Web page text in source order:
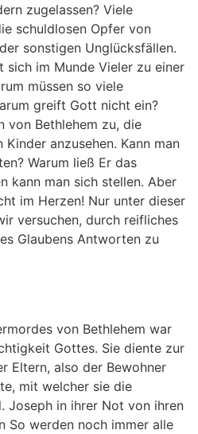
zugelassen? Viele
schuldlosen Opfer von
sonstigen Unglücksfällen.
sich im Munde Vieler zu einer
müssen so viele
greift Gott nicht ein?
von Bethlehem zu, die
anzusehen. Kann man
Warum ließ Er das
kann man sich stellen. Aber
im Herzen! Nur unter dieser
versuchen, durch reifliches
Glaubens Antworten zu
von Bethlehem war
Gottes. Sie diente zur
Eltern, also der Bewohner
mit welcher sie die
Joseph in ihrer Not von ihren
So werden noch immer alle